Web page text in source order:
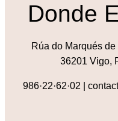
Donde
Rúa do Marqués
36201 Vigo,
986·22·62·02 |